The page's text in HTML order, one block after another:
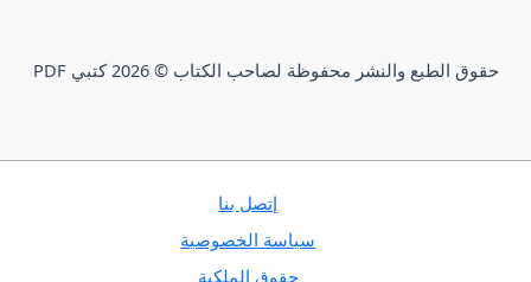
حقوق الطبع والنشر محفوظة لصاحب الكتاب © 2026 كتبي PDF
إتصل بنا
سياسة الخصوصية
حقوق الملكية